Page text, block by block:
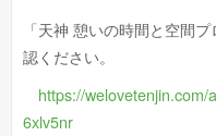
「天神 憩いの時間と空間
認ください。
https://
6xlv5nr